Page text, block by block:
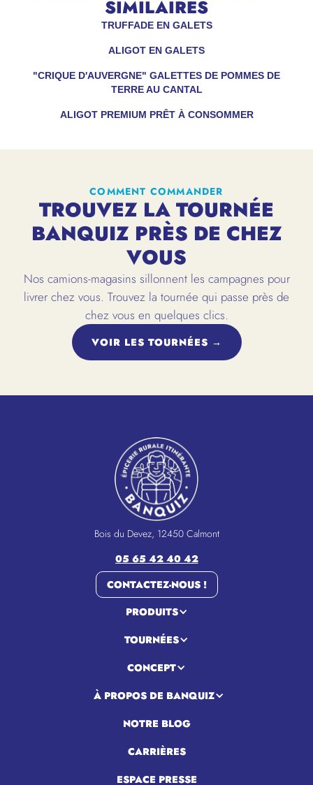
SIMILAIRES
TRUFFADE EN GALETS
ALIGOT EN GALETS
"CRIQUE D'AUVERGNE" GALETTES DE POMMES DE
TERRE AU CANTAL
ALIGOT PREMIUM PRÊT À CONSOMMER
COMMENT COMMANDER
TROUVEZ LA TOURNÉE
BANQUIZ PRÈS DE CHEZ
VOUS
Nos camions-magasins sillonnent les campagnes pour
livrer chez vous. Trouvez la tournée qui passe près de
chez vous en quelques clics.
VOIR LES TOURNÉES →
Bois du Devez, 12450 Calmont
05 65 42 40 42
CONTACTEZ-NOUS !
PRODUITS
TOURNÉES
CONCEPT
À PROPOS DE BANQUIZ
NOTRE BLOG
CARRIÈRES
ESPACE PRESSE